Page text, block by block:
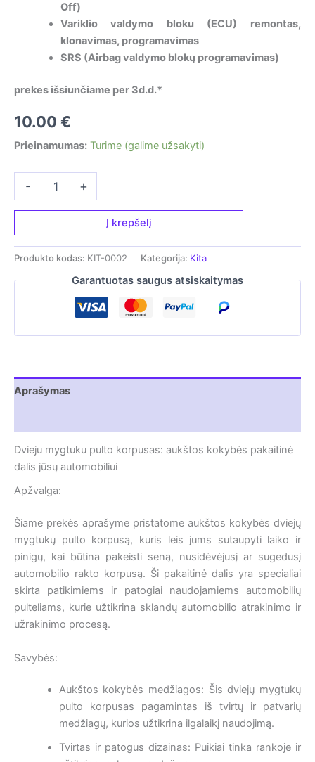
Off)
Variklio valdymo bloku (ECU) remontas,
klonavimas, programavimas
SRS (Airbag valdymo blokų programavimas)
prekes išsiunčiame per 3d.d.*
10.00 €
Prieinamumas: Turime (galime užsakyti)
-
pulto
korpusas
+
Į krepšelį
Produkto kodas: KIT-0002 Kategorija: Kita
Garantuotas saugus atsiskaitymas
Aprašymas
Dvieju mygtuku pulto korpusas: aukštos kokybės pakaitinė
dalis jūsų automobiliui
Apžvalga:
Šiame prekės aprašyme pristatome aukštos kokybės dviejų
mygtukų pulto korpusą, kuris leis jums sutaupyti laiko ir
pinigų, kai būtina pakeisti seną, nusidėvėjusį ar sugedusį
automobilio rakto korpusą. Ši pakaitinė dalis yra specialiai
skirta patikimiems ir patogiai naudojamiems automobilių
pulteliams, kurie užtikrina sklandų automobilio atrakinimo ir
užrakinimo procesą.
Savybės:
Aukštos kokybės medžiagos: Šis dviejų mygtukų
pulto korpusas pagamintas iš tvirtų ir patvarių
medžiagų, kurios užtikrina ilgalaikį naudojimą.
Tvirtas ir patogus dizainas: Puikiai tinka rankoje ir